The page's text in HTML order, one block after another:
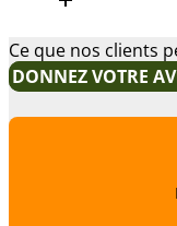
violet
petit*34
Ce que nos clients
DONNEZ VOTRE